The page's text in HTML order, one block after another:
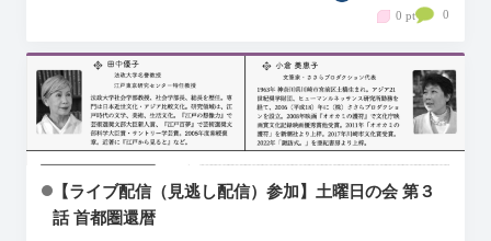
0 pt 0
【ライブ配信（見逃し配信）参加】土曜日の会 第３
話 首都圏還暦